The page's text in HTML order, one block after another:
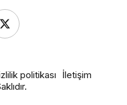
politikası
İletişim